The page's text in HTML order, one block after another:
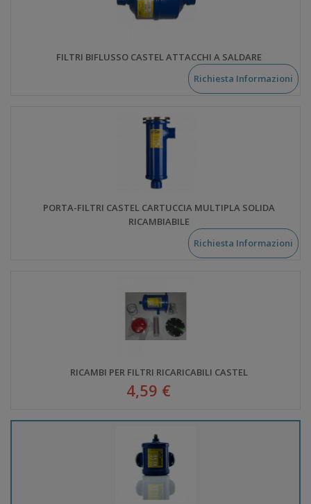
FILTRI BIFLUSSO CASTEL ATTACCHI A SALDARE
Richiesta Informazioni
PORTA-FILTRI CASTEL CARTUCCIA MULTIPLA SOLIDA
RICAMBIABILE
Richiesta Informazioni
RICAMBI PER FILTRI RICARICABILI CASTEL
4,59 €